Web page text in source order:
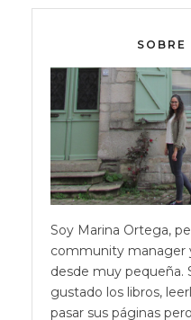
SOBRE
Soy Marina Ortega,
community manager
desde muy pequeña.
gustado los libros,
pasar sus páginas